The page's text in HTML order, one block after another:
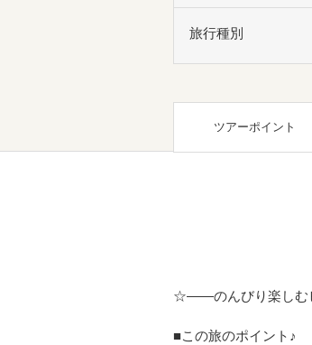
旅行種別
ツアーポイント
☆――のんびり楽しむ
■この旅のポイント♪